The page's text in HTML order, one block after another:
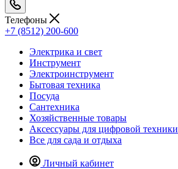
Телефоны
+7 (8512) 200-600
Электрика и свет
Инструмент
Электроинструмент
Бытовая техника
Посуда
Сантехника
Хозяйственные товары
Аксессуары для цифровой техники
Все для сада и отдыха
Личный кабинет